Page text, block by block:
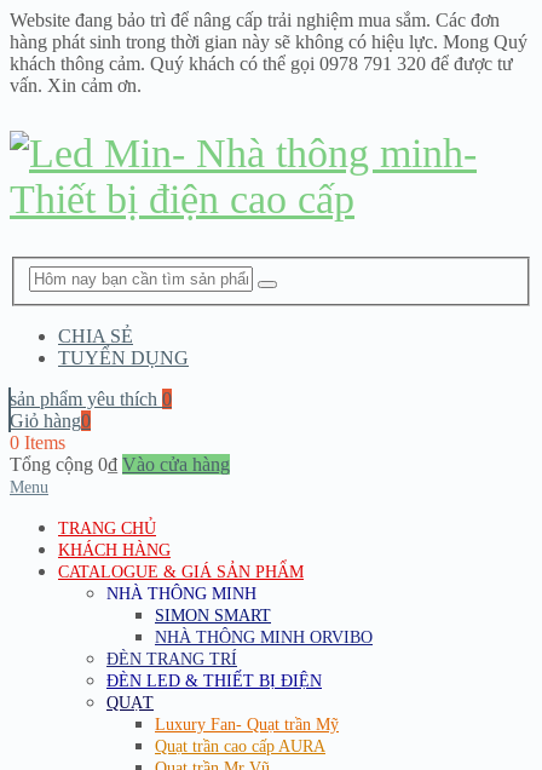
Website đang bảo trì để nâng cấp trải nghiệm mua sắm. Các đơn
hàng phát sinh trong thời gian này sẽ không có hiệu lực. Mong Quý
khách thông cảm. Quý khách có thể gọi 0978 791 320 để được tư
vấn. Xin cảm ơn.
CHIA SẺ
TUYỂN DỤNG
sản phẩm yêu thích 0
Giỏ hàng0
0 Items
Tổng cộng 0₫ Vào cửa hàng
Menu
TRANG CHỦ
KHÁCH HÀNG
CATALOGUE & GIÁ SẢN PHẨM
NHÀ THÔNG MINH
SIMON SMART
NHÀ THÔNG MINH ORVIBO
ĐÈN TRANG TRÍ
ĐÈN LED & THIẾT BỊ ĐIỆN
QUẠT
Luxury Fan- Quạt trần Mỹ
Quạt trần cao cấp AURA